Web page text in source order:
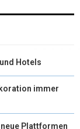
Hotels
immer
Plattformen